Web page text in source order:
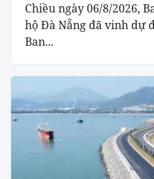
Chiều ngày 06/8/2026,
hộ Đà Nẵng đã vinh dự
Ban...